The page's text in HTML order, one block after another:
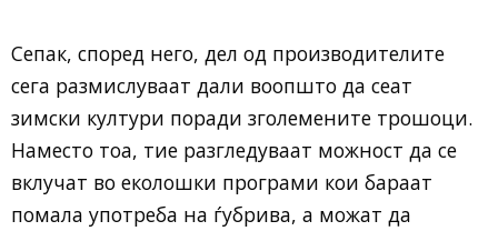
Сепак, според него, дел од производителите
сега размислуваат дали воопшто да сеат
зимски култури поради зголемените трошоци.
Наместо тоа, тие разгледуваат можност да се
вклучат во еколошки програми кои бараат
помала употреба на ѓубрива, а можат да